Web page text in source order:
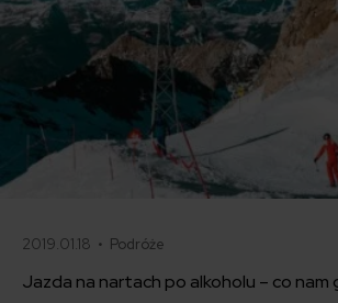
2019.01.18 • Podróże
Jazda na nartach po alkoholu – co nam